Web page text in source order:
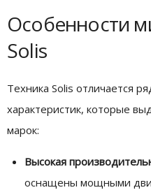
Особенности
Solis
Техника Solis отличается
характеристик, которые
марок:
Высокая
оснащены мощными